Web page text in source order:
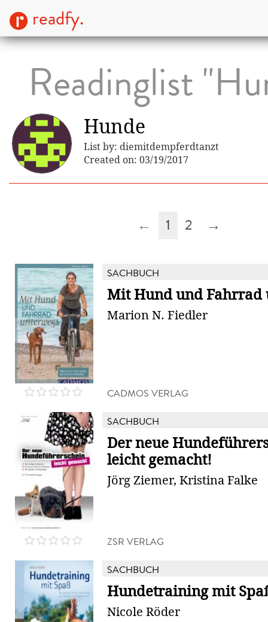
readfy.
Readinglist
Hunde
List by: diemitdempferdtanzt
Created on: 03/19/2017
← 1 2 →
SACHBUCH
Mit Hund und Fahrrad
Marion N. Fiedler
CADMOS VERLAG
SACHBUCH
Der neue
leicht gemacht!
Jörg Ziemer, Kristina Falke
ZSR VERLAG
SACHBUCH
Hundetraining mit
Nicole Röder